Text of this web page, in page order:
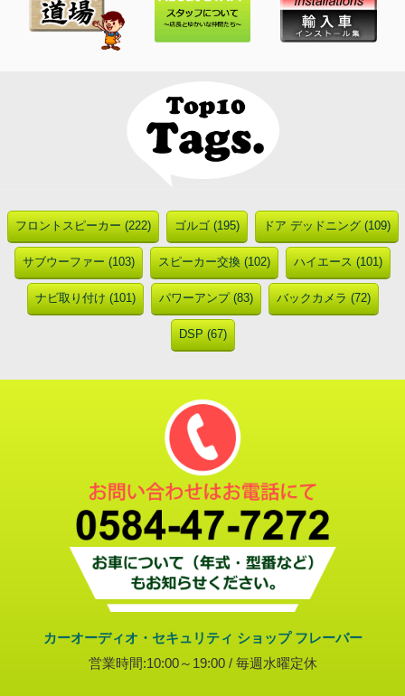
フロントスピーカー (222) ゴルゴ (195) ドア デッドニング (109)
サブウーファー (103) スピーカー交換 (102) ハイエース (101)
ナビ取り付け (101) パワーアンプ (83) バックカメラ (72)
DSP (67)
カーオーディオ・セキュリティ ショップ フレーバー
営業時間:10:00～19:00 / 毎週水曜定休